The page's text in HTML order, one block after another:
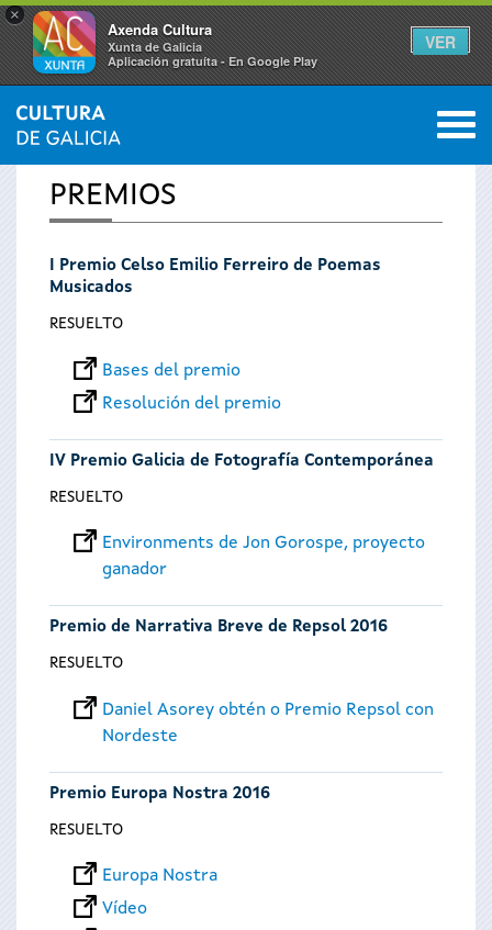
×
Axenda Cultura
Xunta de Galicia
Aplicación gratuíta - En Google Play
VER
Se
encuentra
usted
aquí
INICIO 0
PREMIOS
I Premio Celso Emilio Ferreiro de Poemas
Musicados
RESUELTO
Bases del premio
Resolución del premio
IV Premio Galicia de Fotografía Contemporánea
RESUELTO
Environments de Jon Gorospe, proyecto
ganador
Premio de Narrativa Breve de Repsol 2016
RESUELTO
Daniel Asorey obtén o Premio Repsol con
Nordeste
Premio Europa Nostra 2016
RESUELTO
Europa Nostra
Vídeo